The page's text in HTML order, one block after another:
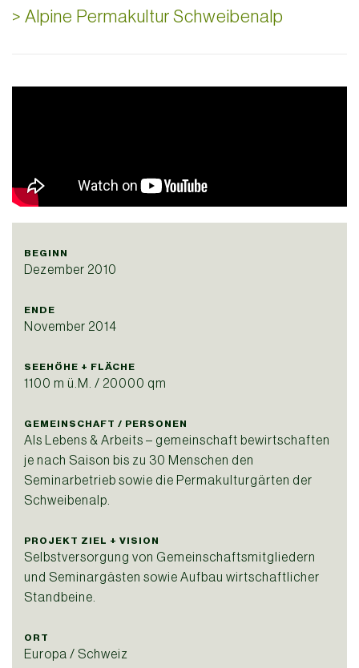
> Alpine Permakultur Schweibenalp
BEGINN
Dezember 2010
ENDE
November 2014
SEEHÖHE + FLÄCHE
1100 m ü.M. / 20000 qm
GEMEINSCHAFT / PERSONEN
Als Lebens & Arbeits – gemeinschaft bewirtschaften
je nach Saison bis zu 30 Menschen den
Seminarbetrieb sowie die Permakulturgärten der
Schweibenalp.
PROJEKT ZIEL + VISION
Selbstversorgung von Gemeinschaftsmitgliedern
und Seminargästen sowie Aufbau wirtschaftlicher
Standbeine.
ORT
Europa / Schweiz